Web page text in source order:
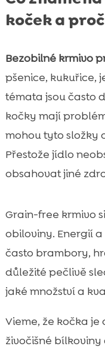
koček a
Bezobilné krmivo
pšenice, kukuřice,
témata jsou často
kočky mají
mohou tyto složky
Přestože jídlo
obsahovat jiné
Grain-free krmivo
obiloviny. Energií
často brambory,
důležité pečlivě
jaké množství a
Vieme, že kočka
živočišné